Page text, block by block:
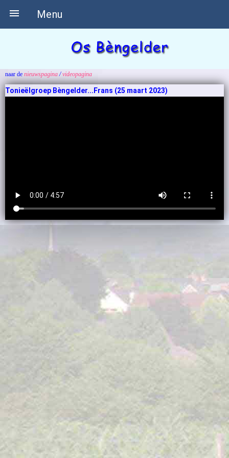
Menu

naar de nieuwspagina/videopagina
Tonieëlgroep Bèngelder...Frans (25 maart 2023)